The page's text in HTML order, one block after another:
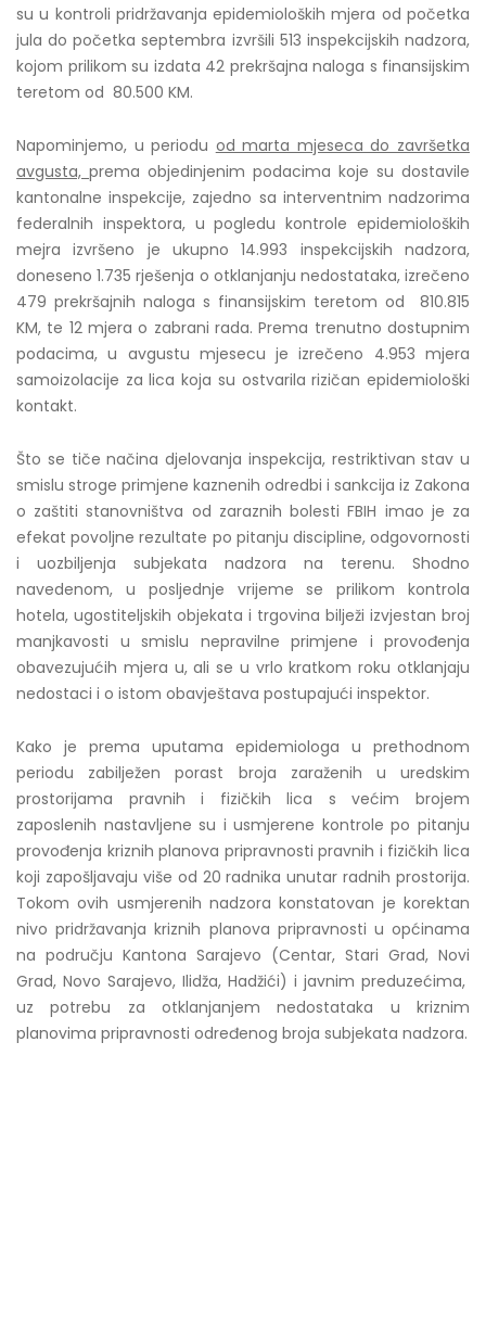
su u kontroli pridržavanja epidemioloških mjera od početka
jula do početka septembra izvršili 513 inspekcijskih nadzora,
kojom prilikom su izdata 42 prekršajna naloga s finansijskim
teretom od 80.500 KM.
Napominjemo, u periodu od marta mjeseca do završetka
avgusta, prema objedinjenim podacima koje su dostavile
kantonalne inspekcije, zajedno sa interventnim nadzorima
federalnih inspektora, u pogledu kontrole epidemioloških
mejra izvršeno je ukupno 14.993 inspekcijskih nadzora,
doneseno 1.735 rješenja o otklanjanju nedostataka, izrečeno
479 prekršajnih naloga s finansijskim teretom od 810.815
KM, te 12 mjera o zabrani rada. Prema trenutno dostupnim
podacima, u avgustu mjesecu je izrečeno 4.953 mjera
samoizolacije za lica koja su ostvarila rizičan epidemiološki
kontakt.
Što se tiče načina djelovanja inspekcija, restriktivan stav u
smislu stroge primjene kaznenih odredbi i sankcija iz Zakona
o zaštiti stanovništva od zaraznih bolesti FBIH imao je za
efekat povoljne rezultate po pitanju discipline, odgovornosti
i uozbiljenja subjekata nadzora na terenu. Shodno
navedenom, u posljednje vrijeme se prilikom kontrola
hotela, ugostiteljskih objekata i trgovina bilježi izvjestan broj
manjkavosti u smislu nepravilne primjene i provođenja
obavezujućih mjera u, ali se u vrlo kratkom roku otklanjaju
nedostaci i o istom obavještava postupajući inspektor.
Kako je prema uputama epidemiologa u prethodnom
periodu zabilježen porast broja zaraženih u uredskim
prostorijama pravnih i fizičkih lica s većim brojem
zaposlenih nastavljene su i usmjerene kontrole po pitanju
provođenja kriznih planova pripravnosti pravnih i fizičkih lica
koji zapošljavaju više od 20 radnika unutar radnih prostorija.
Tokom ovih usmjerenih nadzora konstatovan je korektan
nivo pridržavanja kriznih planova pripravnosti u općinama
na području Kantona Sarajevo (Centar, Stari Grad, Novi
Grad, Novo Sarajevo, Ilidža, Hadžići) i javnim preduzećima,
uz potrebu za otklanjanjem nedostataka u kriznim
planovima pripravnosti određenog broja subjekata nadzora.